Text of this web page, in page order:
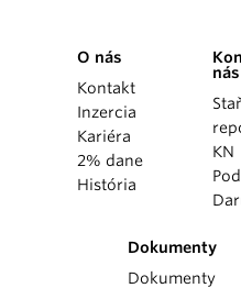
O nás
Kontakt
Inzercia
Kariéra
2% dane
História
nás
KN
Dokumenty
Dokumenty